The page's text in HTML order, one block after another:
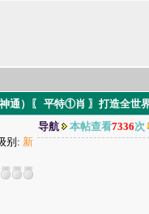
通）〖 平特①肖 〗打造全世
别: 新
导航 本帖查看7336次